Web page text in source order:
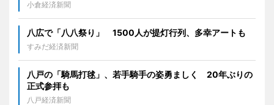
小倉経済新聞
八広で「八八祭り」 1500人が提灯行列、多幸アートも
すみだ経済新聞
八戸の「騎馬打毬」、若手騎手の姿勇ましく 20年ぶりの
正式参拝も
八戸経済新聞